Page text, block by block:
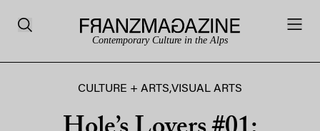
Contemporary Culture in the Alps
CULTURE + ARTS,VISUAL ARTS